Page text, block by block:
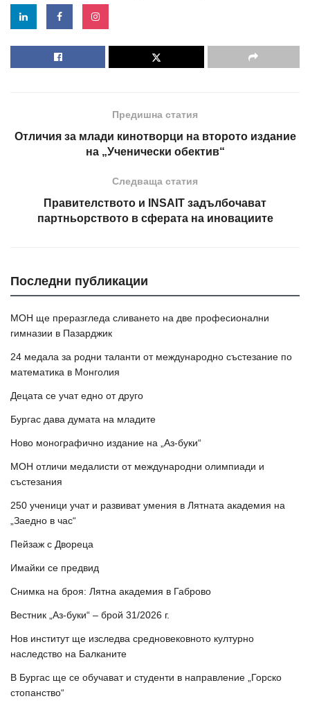
Предишна статия
Отличия за млади кинотворци на второто издание
на „Ученически обектив“
Следваща статия
Правителството и INSAIT задълбочават
партньорството в сферата на иновациите
Последни публикации
МОН ще преразгледа сливането на две професионални
гимназии в Пазарджик
24 медала за родни таланти от международно състезание по
математика в Монголия
Децата се учат едно от друго
Бургас дава думата на младите
Ново монографично издание на „Аз-буки“
МОН отличи медалисти от международни олимпиади и
състезания
250 ученици учат и развиват умения в Лятната академия на
„Заедно в час“
Пейзаж с Двореца
Имайки се предвид
Снимка на броя: Лятна академия в Габрово
Вестник „Аз-буки“ – брой 31/2026 г.
Нов институт ще изследва средновековното културно
наследство на Балканите
В Бургас ще се обучават и студенти в направление „Горско
стопанство“